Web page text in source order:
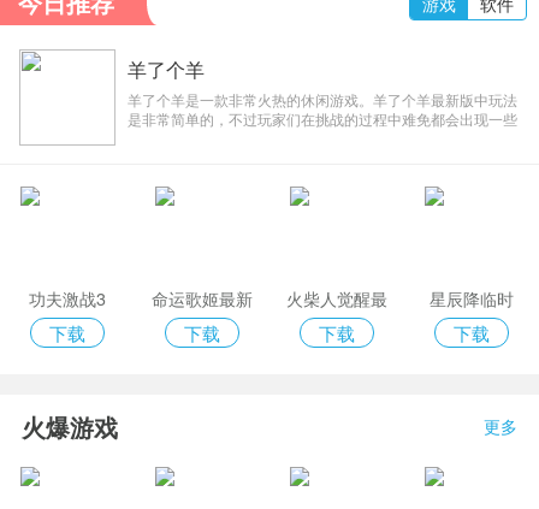
羊了个羊
2022-10-25 21:00:11
羊了个羊是一款非常火热的休闲游戏。羊了个羊最新版中玩法
是非常简单的，不过玩家们在挑战的过程中难免都会出现一些
功夫激战3
下载
命运歌姬最新
版
下载
火柴人觉醒最
新兑换码版
下载
星辰降临时
下载
火爆游戏 更多